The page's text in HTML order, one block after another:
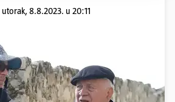
utorak, 8.8.2023. u 20:11